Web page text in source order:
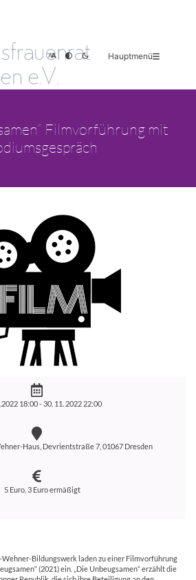
Hauptmenü
Filmvorführung mit
18:00 -30. 11. 2022 22:00
Haus, Devrientstraße 7, 01067 Dresden
5 Euro, 3 Euro ermäßigt
Wehner-Bildungswerk laden zu einer Filmvorführung
(2021) ein. „Die Unbeugsamen“ erzählt die